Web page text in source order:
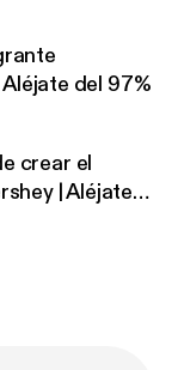
del 97%
crear el
| Aléjate